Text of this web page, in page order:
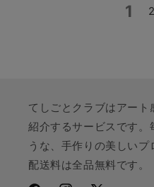
1 2
てしごとクラブはアート
紹介するサービスです。
うな、手作りの美しいプ
配送料は全品無料です。